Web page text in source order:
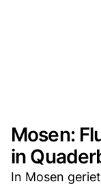
Mosen:
in
In Mosen